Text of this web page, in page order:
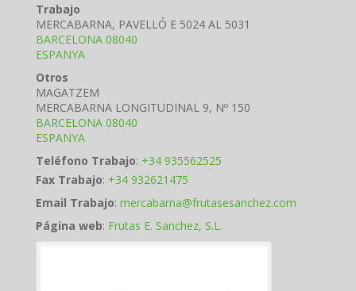
Trabajo
MERCABARNA, PAVELLÓ E 5024 AL 5031
BARCELONA 08040
ESPANYA
Otros
MAGATZEM
MERCABARNA LONGITUDINAL 9, Nº 150
BARCELONA 08040
ESPANYA
Teléfono Trabajo: +34 935562525
Fax Trabajo: +34 932621475
Email Trabajo: mercabarna@frutasesanchez.com
Página web: Frutas E. Sanchez, S.L.